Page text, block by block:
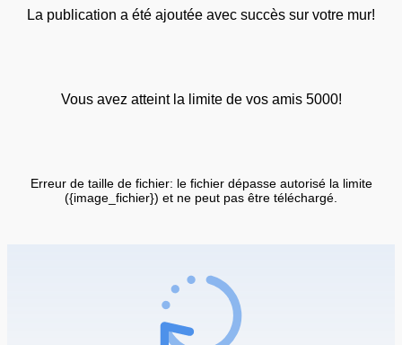
La publication a été ajoutée avec succès sur votre mur!
Vous avez atteint la limite de vos amis 5000!
Erreur de taille de fichier: le fichier dépasse autorisé la limite
({image_fichier}) et ne peut pas être téléchargé.